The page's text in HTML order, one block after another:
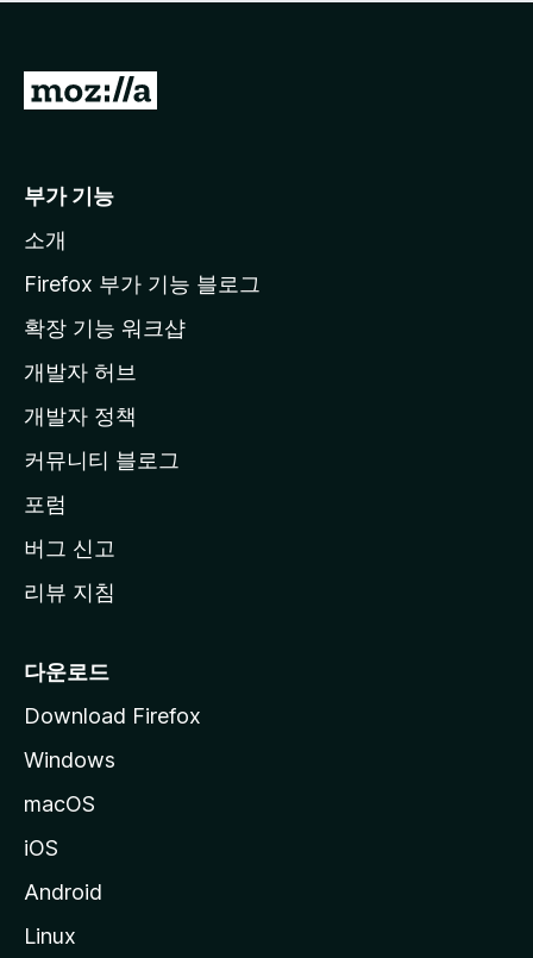
점
습
니
M
l
a
페
이
지
이
동
부가 기능
소개
Firefox 부가 기능 블로그
확장 기능 워크샵
개발자 허브
개발자 정책
커뮤니티 블로그
포럼
버그 신고
리뷰 지침
다운로드
Download Firefox
Windows
macOS
iOS
Android
Linux